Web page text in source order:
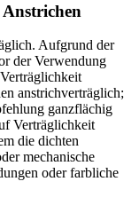
Aufgrund der
der Verwendung
anstrichverträglich;
ganzflächig
Verträglichkeit
die dichten
mechanische
oder farbliche